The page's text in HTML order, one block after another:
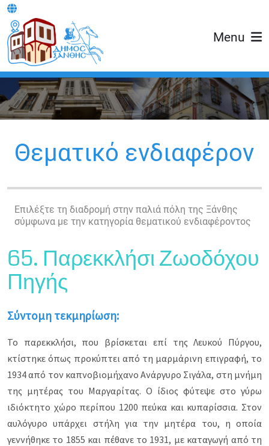
Menu
Θεματικό ενδιαφέρον
Επιλέξτε τη διαδρομή στην παλιά πόλη της Ξάνθης
σύμφωνα με την κατηγορία θεματικού ενδιαφέροντος
65. Παρεκκλήσι Ζωοδόχου
Πηγής
Σύντομη τεκμηρίωση:
Το παρεκκλήσι, που βρίσκεται επί της Λευκού Πύργου,
κτίστηκε όπως προκύπτει από τη μαρμάρινη επιγραφή, το
1934 από τον καπνοβιομήχανο Ανάργυρο Σιγάλα, στη μνήμη
της μητέρας του Μαργαρίτας. Ο ίδιος φύτεψε στο γύρω
ιδιόκτητο χώρο περίπου 1200 πεύκα και κυπαρίσσια. Στον
αυλόγυρο υπάρχει στήλη για την μητέρα του, η οποία
γεννήθηκε το 1855 και πέθανε το 1931, με καταγωγή από τη